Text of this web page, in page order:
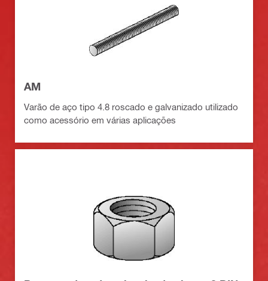
AM
Varão de aço tipo 4.8 roscado e galvanizado utilizado
como acessório em várias aplicações